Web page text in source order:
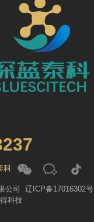
科
公司 辽ICP备17016302号
科技